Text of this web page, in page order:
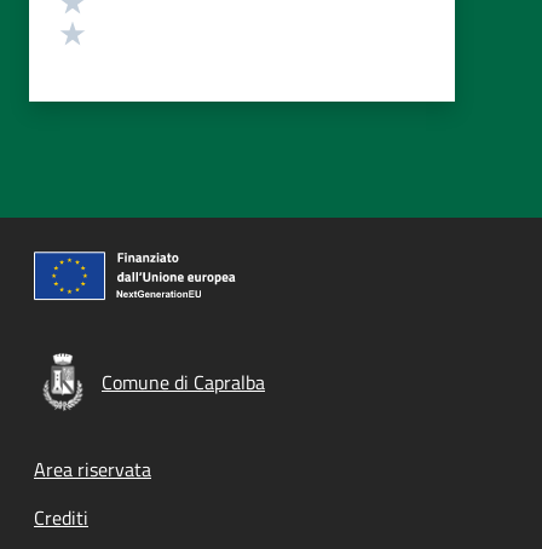
Comune di Capralba
Footer menu
Area riservata
Crediti